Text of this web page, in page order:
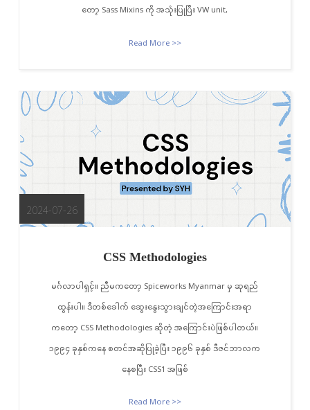
တော့ Sass Mixins ကို အသုံးပြုပြီး VW unit,
Read More >>
2024-07-26
CSS Methodologies
မင်္ဂလာပါရှင့်။ ညီမကတော့ Spiceworks Myanmar မှ ဆုရည်
ထွန်းပါ။ ဒီတစ်ခေါက် ဆွေးနွေးသွားချင်တဲ့အကြောင်းအရာ
ကတော့ CSS Methodologies ဆိုတဲ့ အကြောင်းပဲဖြစ်ပါတယ်။
၁၉၉၄ ခုနှစ်ကနေ စတင်အဆိုပြုခဲ့ပြီး ၁၉၉၆ ခုနှစ် ဒီဇင်ဘာလက
နေစပြီး CSS1 အဖြစ်
Read More >>